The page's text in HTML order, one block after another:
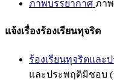
ภาพบรรยากาศ ภา
แจ้งเรื่องร้องเรียนทุจริต
ร้องเรียนทุจริตและ
และประพฤติมิชอบ (